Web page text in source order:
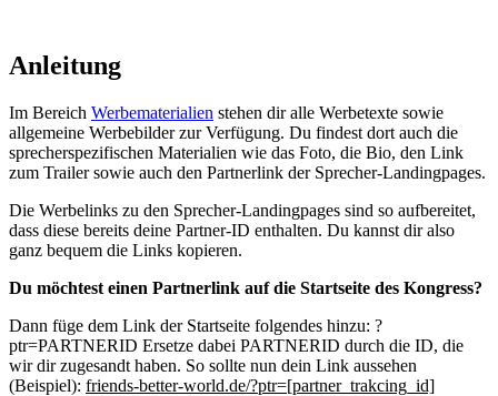
Anleitung
Im Bereich Werbematerialien stehen dir alle Werbetexte sowie
allgemeine Werbebilder zur Verfügung. Du findest dort auch die
sprecherspezifischen Materialien wie das Foto, die Bio, den Link
zum Trailer sowie auch den Partnerlink der Sprecher-Landingpages.
Die Werbelinks zu den Sprecher-Landingpages sind so aufbereitet,
dass diese bereits deine Partner-ID enthalten. Du kannst dir also
ganz bequem die Links kopieren.
Du möchtest einen Partnerlink auf die Startseite des Kongress?
Dann füge dem Link der Startseite folgendes hinzu: ?
ptr=PARTNERID Ersetze dabei PARTNERID durch die ID, die
wir dir zugesandt haben. So sollte nun dein Link aussehen
(Beispiel): friends-better-world.de/?ptr=[partner_trakcing_id]